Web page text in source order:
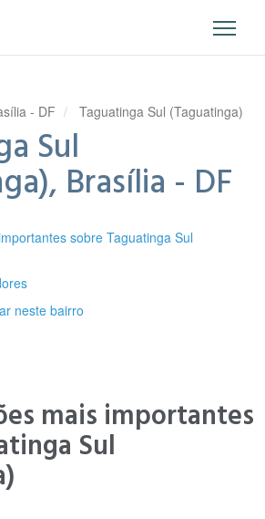
- DF Taguatinga Sul (Taguatinga)
Sul
Brasília - DF
sobre Taguatinga Sul
neste bairro
mais importantes
Sul